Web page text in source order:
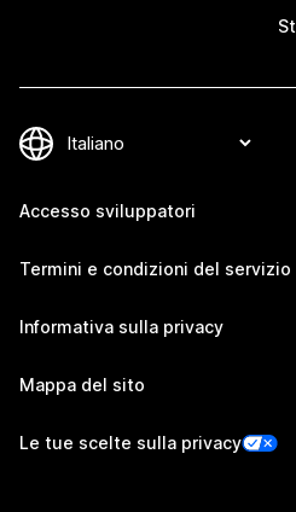
Accesso sviluppatori
Termini e condizioni del servizio
Informativa sulla privacy
Mappa del sito
Le tue scelte sulla privacy